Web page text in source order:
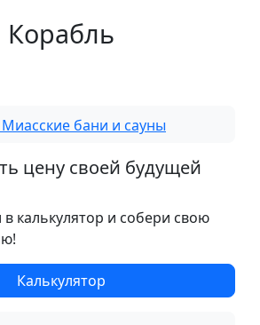
Корабль
цену своей будущей
калькулятор и собери свою
Калькулятор